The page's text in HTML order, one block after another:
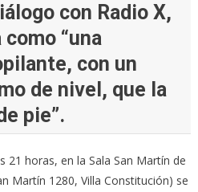
con Radio X,
“una
con un
de nivel, que la
pie”.
21 horas, en la Sala San Martín de
Martín 1280, Villa Constitución) se